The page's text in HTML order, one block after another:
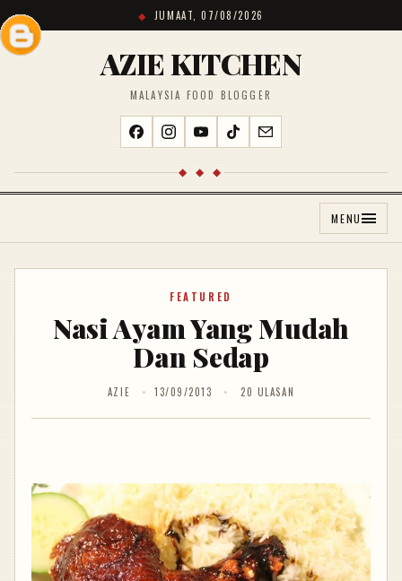
JUMAAT, 07/08/2026
AZIE KITCHEN
MALAYSIA FOOD BLOGGER
◆ ◆ ◆
MENU
FEATURED
Nasi Ayam Yang Mudah
Dan Sedap
AZIE 13/09/2013 20 ULASAN